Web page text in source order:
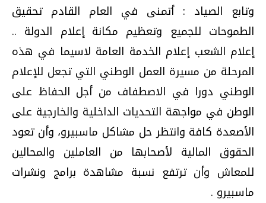
وتابع الصياد : أتمنى في العام القادم تحقيق
الطموحات للجميع وتعظيم مكانة إعلام الدولة ..
إعلام الشعب إعلام الخدمة العامة لاسيما في هذه
المرحلة من مسيرة العمل الوطني التي تجعل للإعلام
الوطني دورا في الاصطفاف من أجل الحفاظ على
الوطن في مواجهة التحديات الداخلية والخارجية على
الأصعدة كافة وانتظر حل مشاكل ماسبيرو، وأن تعود
الحقوق المالية لأصحابها من العاملين والمحالين
للمعاش وأن ترتفع نسبة مشاهدة برامج ونشرات
ماسبيرو .